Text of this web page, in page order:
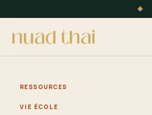
◆
RESSOURCES
VIE ÉCOLE